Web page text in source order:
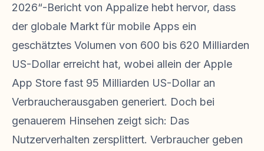
2026“-Bericht von Appalize hebt hervor, dass
der globale Markt für mobile Apps ein
geschätztes Volumen von 600 bis 620 Milliarden
US-Dollar erreicht hat, wobei allein der Apple
App Store fast 95 Milliarden US-Dollar an
Verbraucherausgaben generiert. Doch bei
genauerem Hinsehen zeigt sich: Das
Nutzerverhalten zersplittert. Verbraucher geben